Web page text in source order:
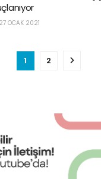
OCAK 2021
1 2